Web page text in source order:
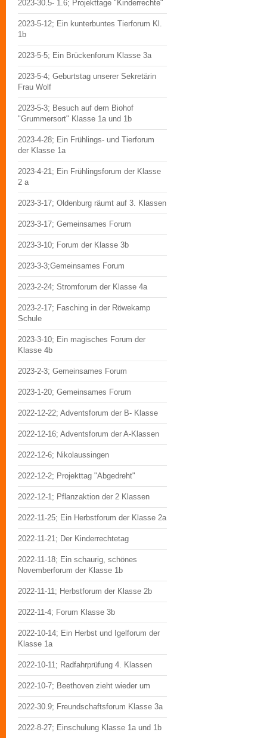
2023-30.5- 1.6; Projekttage "Kinderrechte"
2023-5-12; Ein kunterbuntes Tierforum Kl.
1b
2023-5-5; Ein Brückenforum Klasse 3a
2023-5-4; Geburtstag unserer Sekretärin
Frau Wolf
2023-5-3; Besuch auf dem Biohof
"Grummersort" Klasse 1a und 1b
2023-4-28; Ein Frühlings- und Tierforum
der Klasse 1a
2023-4-21; Ein Frühlingsforum der Klasse
2 a
2023-3-17; Oldenburg räumt auf 3. Klassen
2023-3-17; Gemeinsames Forum
2023-3-10; Forum der Klasse 3b
2023-3-3;Gemeinsames Forum
2023-2-24; Stromforum der Klasse 4a
2023-2-17; Fasching in der Röwekamp
Schule
2023-3-10; Ein magisches Forum der
Klasse 4b
2023-2-3; Gemeinsames Forum
2023-1-20; Gemeinsames Forum
2022-12-22; Adventsforum der B- Klasse
2022-12-16; Adventsforum der A-Klassen
2022-12-6; Nikolaussingen
2022-12-2; Projekttag "Abgedreht"
2022-12-1; Pflanzaktion der 2 Klassen
2022-11-25; Ein Herbstforum der Klasse 2a
2022-11-21; Der Kinderrechtetag
2022-11-18; Ein schaurig, schönes
Novemberforum der Klasse 1b
2022-11-11; Herbstforum der Klasse 2b
2022-11-4; Forum Klasse 3b
2022-10-14; Ein Herbst und Igelforum der
Klasse 1a
2022-10-11; Radfahrprüfung 4. Klassen
2022-10-7; Beethoven zieht wieder um
2022-30.9; Freundschaftsforum Klasse 3a
2022-8-27; Einschulung Klasse 1a und 1b